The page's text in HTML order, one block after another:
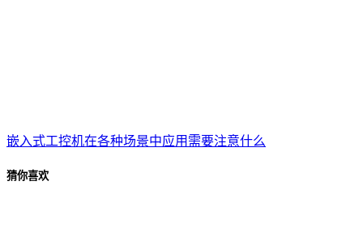
嵌入式工控机在各种场景中应用需要注意什么
猜你喜欢